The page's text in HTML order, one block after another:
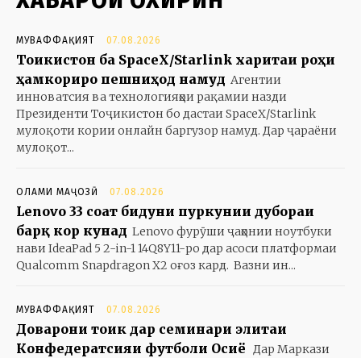
МУВАФФАҚИЯТ 07.08.2026
Тоҷикистон ба SpaceX/Starlink харитаи роҳи
ҳамкориро пешниҳод намуд Агентии
инноватсия ва технологияҳои рақамии назди
Президенти Тоҷикистон бо дастаи SpaceX/Starlink
мулоқоти кории онлайн баргузор намуд. Дар ҷараёни
мулоқот...
ОЛАМИ МАҶОЗӢ 07.08.2026
Lenovo 33 соат бидуни пуркунии дубораи
барқ кор кунад Lenovo фурӯши ҷаҳонии ноутбуки
нави IdeaPad 5 2-in-1 14Q8Y11-ро дар асоси платформаи
Qualcomm Snapdragon X2 оғоз кард. Вазни ин...
МУВАФФАҚИЯТ 07.08.2026
Доварони тоҷик дар семинари элитаи
Конфедератсияи футболи Осиё Дар Маркази